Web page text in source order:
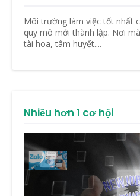
Môi trường làm việc tốt nhất
quy mô mới thành lập. Nơi
tài hoa, tâm huyết....
Nhiều hơn 1 cơ hội